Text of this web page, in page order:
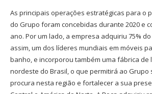
As principais operações estratégicas para o
do Grupo foram concebidas durante 2020 e
ano. Por um lado, a empresa adquiriu 75%
assim, um dos líderes mundiais em móveis
banho, e incorporou também uma fábrica de
nordeste do Brasil, o que permitirá ao Grupo
procura nesta região e fortalecer a sua